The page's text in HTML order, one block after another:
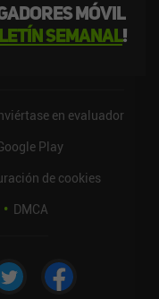
móvil
semanal!
en evaluador
Play
de cookies
DMCA